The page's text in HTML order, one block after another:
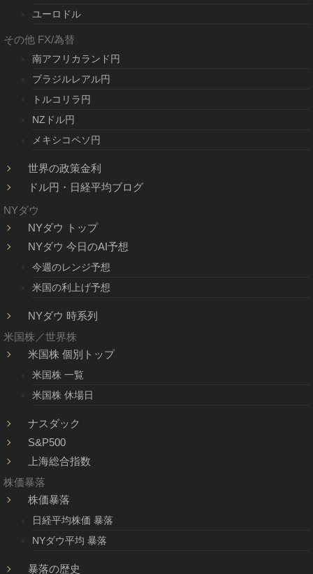
ユーロドル
その他 FX/為替
南アフリカランド円
ブラジルレアル円
トルコリラ円
NZドル円
メキシコペソ円
世界の政策金利
ドル円・日経平均ブログ
NYダウ
NYダウ トップ
NYダウ 今日のAI予想
今週のレンジ予想
米国の利上げ予想
NYダウ 時系列
米国株／世界株
米国株 個別トップ
米国株 一覧
米国株 休場日
ナスダック
S&P500
上海総合指数
株価暴落
株価暴落
日経平均株価 暴落
NYダウ平均 暴落
暴落の歴史